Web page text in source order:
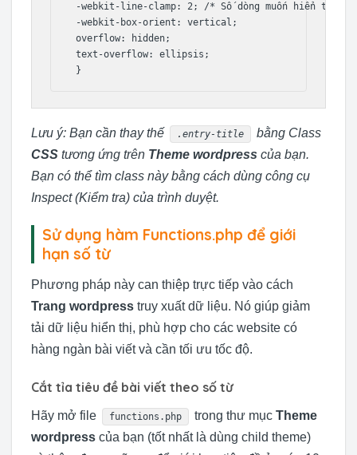
-webkit-line-clamp: 2; /* Số dòng muốn hiển thị */
-webkit-box-orient: vertical;
overflow: hidden;
text-overflow: ellipsis;
}
Lưu ý: Bạn cần thay thế .entry-title
bằng Class
CSS tương ứng trên Theme wordpress của bạn.
Bạn có thể tìm class này bằng cách dùng công cụ
Inspect (Kiểm tra) của trình duyệt.
Sử dụng hàm Functions.php để giới
hạn số từ
Phương pháp này can thiệp trực tiếp vào cách
Trang wordpress truy xuất dữ liệu. Nó giúp giảm
tải dữ liệu hiển thị, phù hợp cho các website có
hàng ngàn bài viết và cần tối ưu tốc độ.
Cắt tỉa tiêu đề bài viết theo số từ
Hãy mở file functions.php trong thư mụcTheme
wordpress của bạn (tốt nhất là dùng child theme)